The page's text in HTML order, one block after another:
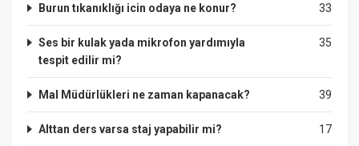
33
Burun tıkanıklığı icin odaya ne konur?
35
Ses bir kulak yada mikrofon yardımıyla
tespit edilir mi?
39
Mal Müdürlükleri ne zaman kapanacak?
17
Alttan ders varsa staj yapabilir mi?